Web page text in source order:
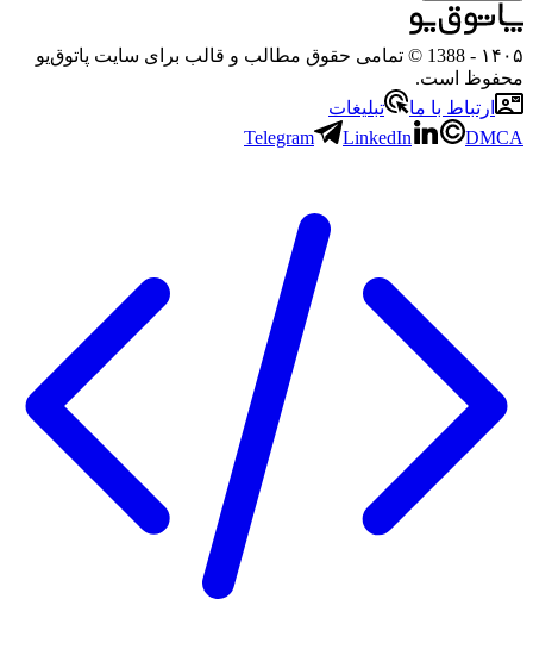
۱۴۰۵
- 1388 © تمامی حقوق مطالب و قالب برای سایت پاتوق‌یو
محفوظ است.
ارتباط با ما
تبلیغات
Telegram
LinkedIn DMCA